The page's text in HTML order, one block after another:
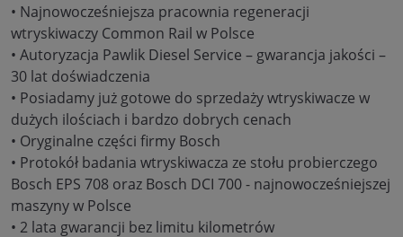
• Najnowocześniejsza pracownia regeneracji
wtryskiwaczy Common Rail w Polsce
• Autoryzacja Pawlik Diesel Service – gwarancja jakości –
30 lat doświadczenia
• Posiadamy już gotowe do sprzedaży wtryskiwacze w
dużych ilościach i bardzo dobrych cenach
• Oryginalne części firmy Bosch
• Protokół badania wtryskiwacza ze stołu probierczego
Bosch EPS 708 oraz Bosch DCI 700 - najnowocześniejszej
maszyny w Polsce
• 2 lata gwarancji bez limitu kilometrów